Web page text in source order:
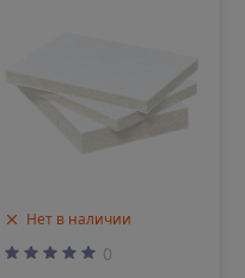
Нет в наличии
0